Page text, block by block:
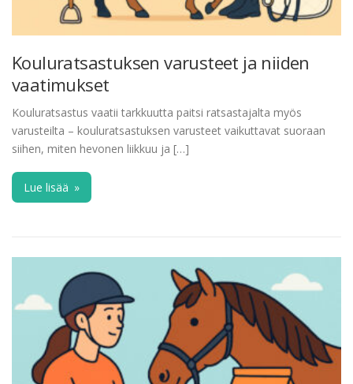
Kouluratsastuksen varusteet ja niiden
vaatimukset
Kouluratsastus vaatii tarkkuutta paitsi ratsastajalta myös
varusteilta – kouluratsastuksen varusteet vaikuttavat suoraan
siihen, miten hevonen liikkuu ja […]
Lue lisää »